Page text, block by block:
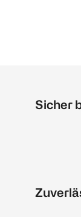
Sicher